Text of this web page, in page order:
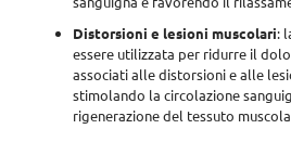
Distorsioni e lesioni muscolari:
essere utilizzata per ridurre il
associati alle distorsioni e alle
stimolando la circolazione
rigenerazione del tessuto